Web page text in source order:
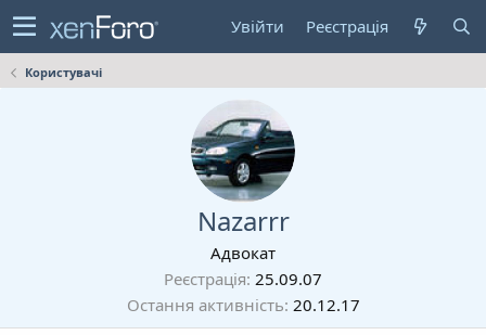
Увійти Реєстрація
Користувачі
Nazarrr
Адвокат
Реєстрація 25.09.07
Остання активність 20.12.17